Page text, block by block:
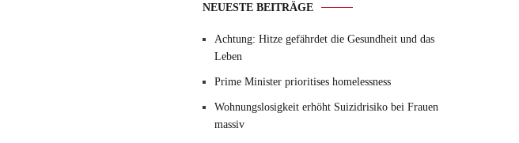
NEUESTE BEITRÄGE
Achtung: Hitze gefährdet die Gesundheit und das
Leben
Prime Minister prioritises homelessness
Wohnungslosigkeit erhöht Suizidrisiko bei Frauen
massiv